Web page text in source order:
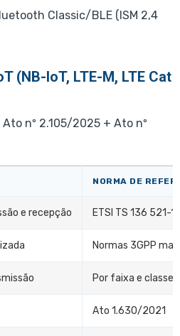
Classic/BLE (ISM 2,4
(NB-IoT, LTE-M, LTE Cat
nº 2.105/2025 + Ato nº
NORMA DE
e recepção ETSI TS 136 521-
Normas 3GPP
Por faixa e classe
Ato 1.630/2021